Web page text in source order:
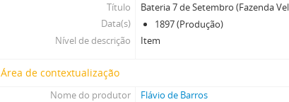
Título
Bateria 7 de Setembro (Fazenda
Data(s)
1897 (Produção)
Nível de descrição
Item
Área de contextualização
Nome do produtor
Flávio de Barros